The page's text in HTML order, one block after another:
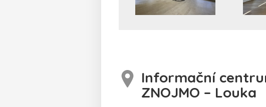
Informační
ZNOJMO – Louka